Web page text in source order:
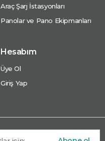
Araç Şarj İstasyonları
Panolar ve Pano Ekipmanları
Hesabım
Üye Ol
Giriş Yap